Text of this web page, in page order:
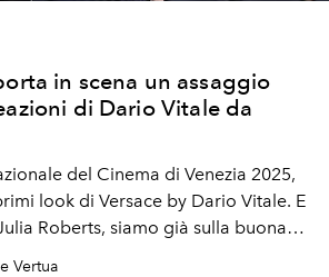
in scena un assaggio
di Dario Vitale da
del Cinema di Venezia 2025,
look di Versace by Dario Vitale. E
Roberts, siamo già sulla buona
Vertua